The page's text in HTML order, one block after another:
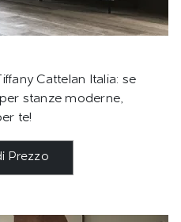
Cattelan Italia: se
stanze moderne,
te!
Prezzo